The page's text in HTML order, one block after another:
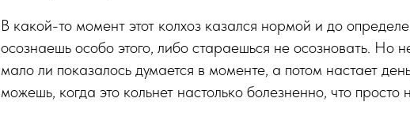
В какой-то момент этот колхоз казался нормой и до
осознаешь особо этого, либо стараешься не осозновать. Но
мало ли показалось думается в моменте, а потом настает
можешь, когда это кольнет настолько болезненно, что просто